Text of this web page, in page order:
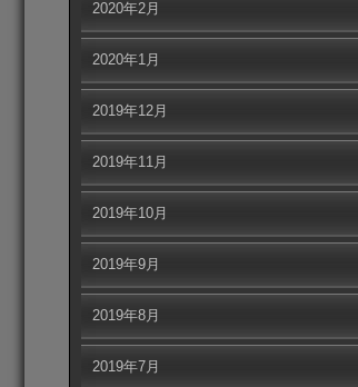
2020年2月
2020年1月
2019年12月
2019年11月
2019年10月
2019年9月
2019年8月
2019年7月